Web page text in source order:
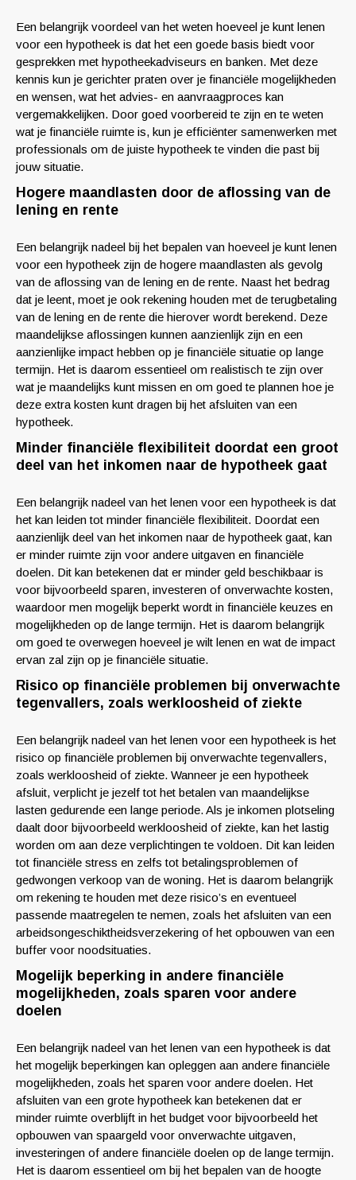
Een belangrijk voordeel van het weten hoeveel je kunt lenen
voor een hypotheek is dat het een goede basis biedt voor
gesprekken met hypotheekadviseurs en banken. Met deze
kennis kun je gerichter praten over je financiële mogelijkheden
en wensen, wat het advies- en aanvraagproces kan
vergemakkelijken. Door goed voorbereid te zijn en te weten
wat je financiële ruimte is, kun je efficiënter samenwerken met
professionals om de juiste hypotheek te vinden die past bij
jouw situatie.
Hogere maandlasten door de aflossing van de
lening en rente
Een belangrijk nadeel bij het bepalen van hoeveel je kunt lenen
voor een hypotheek zijn de hogere maandlasten als gevolg
van de aflossing van de lening en de rente. Naast het bedrag
dat je leent, moet je ook rekening houden met de terugbetaling
van de lening en de rente die hierover wordt berekend. Deze
maandelijkse aflossingen kunnen aanzienlijk zijn en een
aanzienlijke impact hebben op je financiële situatie op lange
termijn. Het is daarom essentieel om realistisch te zijn over
wat je maandelijks kunt missen en om goed te plannen hoe je
deze extra kosten kunt dragen bij het afsluiten van een
hypotheek.
Minder financiële flexibiliteit doordat een groot
deel van het inkomen naar de hypotheek gaat
Een belangrijk nadeel van het lenen voor een hypotheek is dat
het kan leiden tot minder financiële flexibiliteit. Doordat een
aanzienlijk deel van het inkomen naar de hypotheek gaat, kan
er minder ruimte zijn voor andere uitgaven en financiële
doelen. Dit kan betekenen dat er minder geld beschikbaar is
voor bijvoorbeeld sparen, investeren of onverwachte kosten,
waardoor men mogelijk beperkt wordt in financiële keuzes en
mogelijkheden op de lange termijn. Het is daarom belangrijk
om goed te overwegen hoeveel je wilt lenen en wat de impact
ervan zal zijn op je financiële situatie.
Risico op financiële problemen bij onverwachte
tegenvallers, zoals werkloosheid of ziekte
Een belangrijk nadeel van het lenen voor een hypotheek is het
risico op financiële problemen bij onverwachte tegenvallers,
zoals werkloosheid of ziekte. Wanneer je een hypotheek
afsluit, verplicht je jezelf tot het betalen van maandelijkse
lasten gedurende een lange periode. Als je inkomen plotseling
daalt door bijvoorbeeld werkloosheid of ziekte, kan het lastig
worden om aan deze verplichtingen te voldoen. Dit kan leiden
tot financiële stress en zelfs tot betalingsproblemen of
gedwongen verkoop van de woning. Het is daarom belangrijk
om rekening te houden met deze risico’s en eventueel
passende maatregelen te nemen, zoals het afsluiten van een
arbeidsongeschiktheidsverzekering of het opbouwen van een
buffer voor noodsituaties.
Mogelijk beperking in andere financiële
mogelijkheden, zoals sparen voor andere
doelen
Een belangrijk nadeel van het lenen van een hypotheek is dat
het mogelijk beperkingen kan opleggen aan andere financiële
mogelijkheden, zoals het sparen voor andere doelen. Het
afsluiten van een grote hypotheek kan betekenen dat er
minder ruimte overblijft in het budget voor bijvoorbeeld het
opbouwen van spaargeld voor onverwachte uitgaven,
investeringen of andere financiële doelen op de lange termijn.
Het is daarom essentieel om bij het bepalen van de hoogte